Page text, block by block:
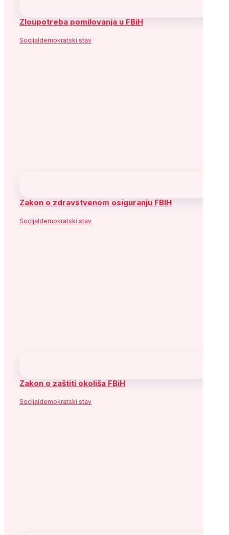
Zloupotreba pomilovanja u FBiH
Socijaldemokratski stav
Zakon o zdravstvenom osiguranju FBIH
Socijaldemokratski stav
Zakon o zaštiti okoliša FBiH
Socijaldemokratski stav